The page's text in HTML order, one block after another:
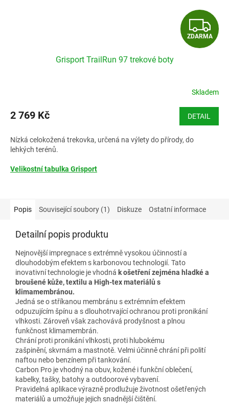
Z
D
R
M
A
ZDARMA
Grisport TrailRun 97 trekové boty
Skladem
2 769 Kč DETAIL
Nízká celokožená trekovka, určená na výlety do přírody, do
lehkých terénů.
Velikostní tabulka Grisport
Popis Související soubory (1) Diskuze Ostatní informace
Detailní popis produktu
Nejnovější impregnace s extrémně vysokou účinností a
dlouhodobým efektem s karbonovou technologií. Tato
inovativní technologie je vhodná k ošetření zejména hladké a
broušené kůže, textilu a High-tex materiálů s
klimamembránou.
Jedná se o stříkanou membránu s extrémním efektem
odpuzujícím špínu a s dlouhotrvající ochranou proti pronikání
vlhkosti. Zároveň však zachovává prodyšnost a plnou
funkčnost klimamembrán.
Chrání proti pronikání vlhkosti, proti hlubokému
zašpinění, skvrnám a mastnotě. Velmi účinně chrání při polití
naftou nebo benzínem při tankování.
Carbon Pro je vhodný na obuv, kožené i funkční oblečení,
kabelky, tašky, batohy a outdoorové vybavení.
Pravidelná aplikace výrazně prodlužuje životnost ošetřených
materiálů a umožňuje jejich snadnější čištění.